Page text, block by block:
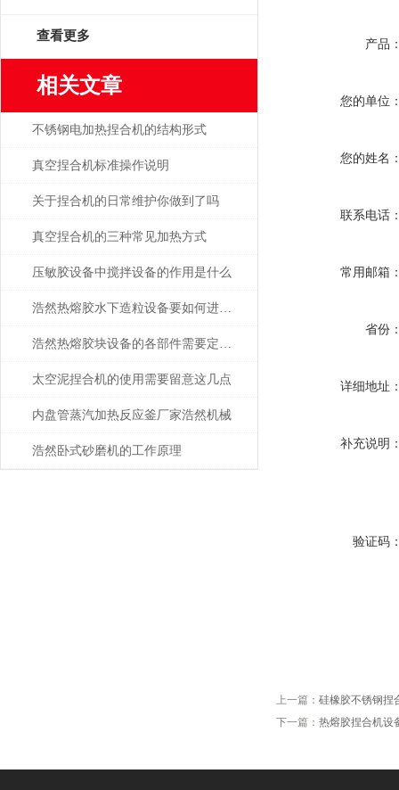
查看更多
相关文章
不锈钢电加热捏合机的结构形式
真空捏合机标准操作说明
关于捏合机的日常维护你做到了吗
真空捏合机的三种常见加热方式
压敏胶设备中搅拌设备的作用是什么
浩然热熔胶水下造粒设备要如何进行无损检测
浩然热熔胶块设备的各部件需要定期的检查
太空泥捏合机的使用需要留意这几点
内盘管蒸汽加热反应釜厂家浩然机械
浩然卧式砂磨机的工作原理
产品
您的单位
您的姓名
联系电话
常用邮箱
省份
详细地址
补充说明
验证码
上一篇： 硅橡胶不锈钢捏
下一篇： 热熔胶捏合机设